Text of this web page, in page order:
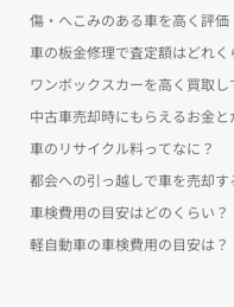
傷・へこみのある車を高く評
車の板金修理で査定額はどれく
ワンボックスカーを高く買取し
中古車売却時にもらえるお金
車のリサイクル料ってなに？
都会への引っ越しで車を売却す
車検費用の目安はどのくらい？
軽自動車の車検費用の目安は？